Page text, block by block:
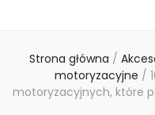
Strona główna /
motoryzacyjne /
motoryzacyjnych, które